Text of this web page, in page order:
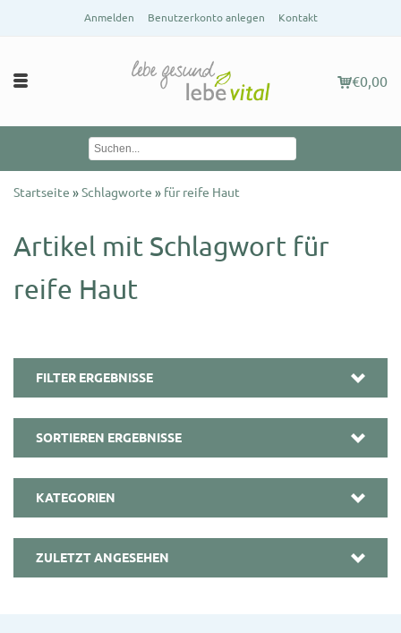
Anmelden Benutzerkonto anlegen Kontakt
€0,00
Startseite »Schlagworte » für reife Haut
Artikel mit Schlagwort für
reife Haut
FILTER ERGEBNISSE
SORTIEREN ERGEBNISSE
KATEGORIEN
ZULETZT ANGESEHEN